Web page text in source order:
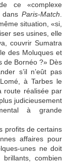
ce «complexe
dans Paris-Match
situation, «si,
ses usines, elle
couvrir Sumatra
des Moluques et
de Bornéo ?» Dès
s’il n’eût pas
à Tarbes le
route réalisée par
judicieusement
à grande
profits de certains
affaires pour
unes ne doit
combien